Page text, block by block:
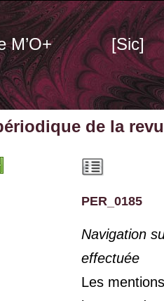
M’O+ [Sic]
de la
PER_0185
Navigation
effectuée
Les